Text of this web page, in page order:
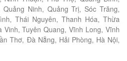
Ninh, Quảng Trị, Sóc Trăng,
Thái Nguyên, Thanh Hóa, Thừa
Vinh, Tuyên Quang, Vĩnh Long, Vĩnh
Thơ, Đà Nẵng, Hải Phòng, Hà Nội,